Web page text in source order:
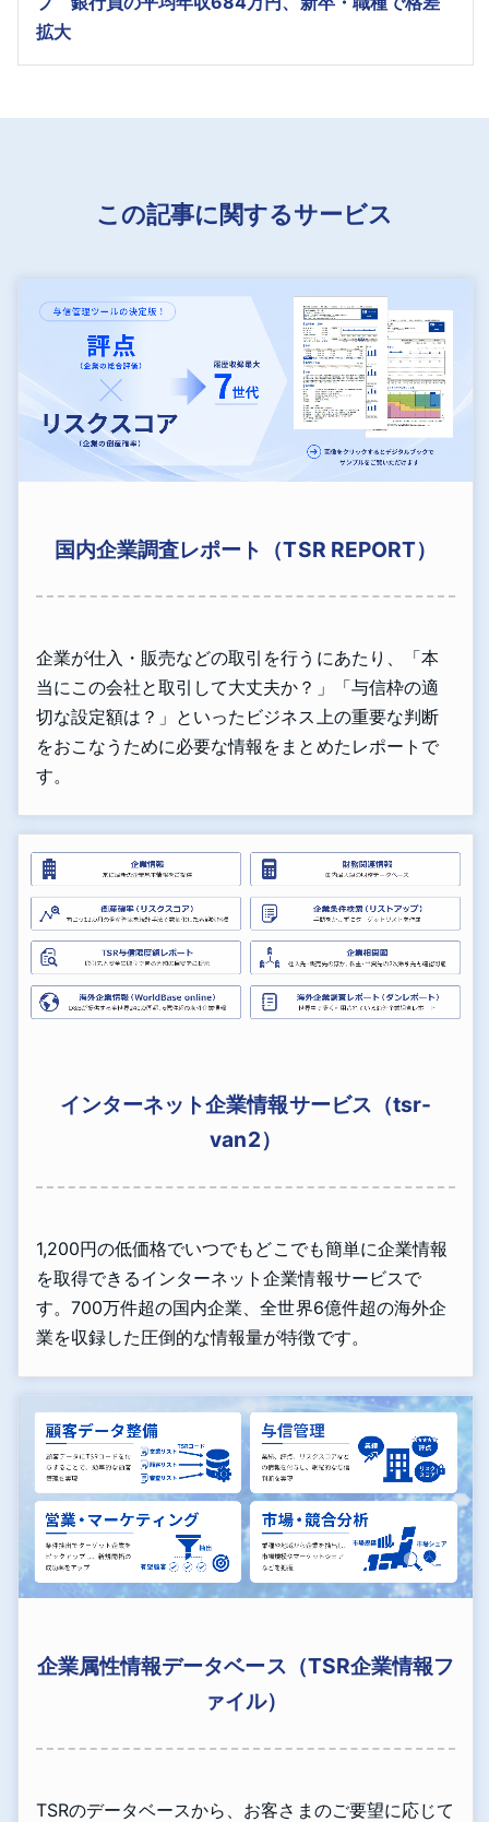
拡大
この記事に関するサービス
国内企業調査レポート（TSR REPORT）
企業が仕入・販売などの取引を行うにあたり、「本
当にこの会社と取引して大丈夫か？」「与信枠の適
切な設定額は？」といったビジネス上の重要な判断
をおこなうために必要な情報をまとめたレポートで
す。
インターネット企業情報サービス（tsr-
van2）
1,200円の低価格でいつでもどこでも簡単に企業情報
を取得できるインターネット企業情報サービスで
す。700万件超の国内企業、全世界6億件超の海外企
業を収録した圧倒的な情報量が特徴です。
企業属性情報データベース（TSR企業情報フ
ァイル）
TSRのデータベースから、お客さまのご要望に応じて